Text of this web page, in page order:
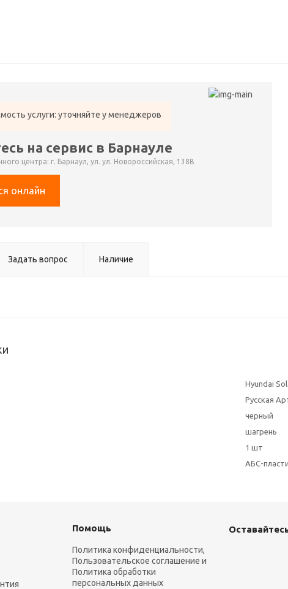
услуги: уточняйте у менеджеров
на сервис в Барнауле
центра: г. Барнаул, ул. ул. Новороссийская, 138В
онлайн
Задать вопрос Наличие
Hyundai
Русская
черный
шагрень
1 шт
АБС-
Помощь
Политика конфиденциальности,
Пользовательское соглашение и
Политика обработки
персональных данных